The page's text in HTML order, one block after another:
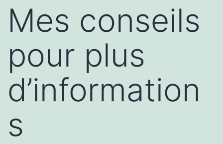
Mes conseils
pour plus
d’information
s